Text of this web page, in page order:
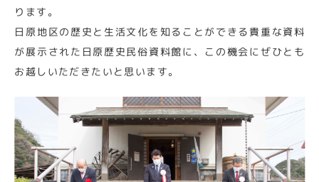
ります。
日原地区の歴史と生活文化を知ることができる貴重な資料
が展示された日原歴史民俗資料館に、この機会にぜひとも
お越しいただきたいと思います。